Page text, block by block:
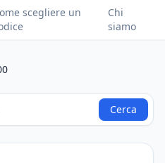
scegliere un
Chi
siamo
Cerca